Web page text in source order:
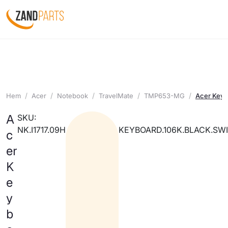
Hem Acer Notebook TravelMate TMP653-MG Acer
A
c
er
K
e
y
b
SKU:
NK.I1717.09H